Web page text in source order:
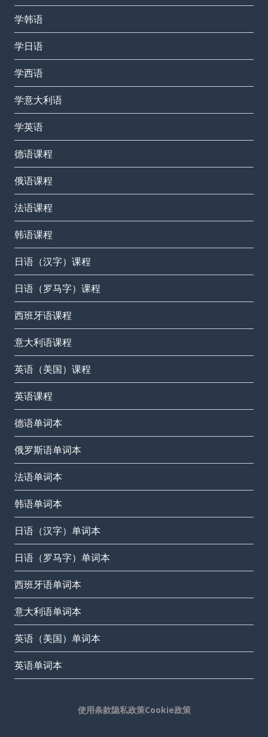
学韩语
学日语
学西语
学意大利语
学英语
德语课程
俄语课程
法语课程
韩语课程
日语（汉字）课程
日语（罗马字）课程
西班牙语课程
意大利语课程
英语（美国）课程
英语课程
德语单词本
俄罗斯语单词本
法语单词本
韩语单词本
日语（汉字）单词本
日语（罗马字）单词本
西班牙语单词本
意大利语单词本
英语（美国）单词本
英语单词本
使用条款隐私政策Cookie政策